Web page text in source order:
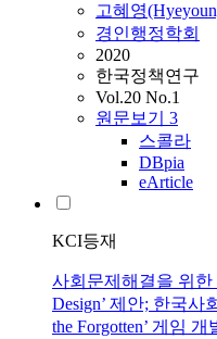
고혜영
경인행정학회
2020
한국정책연구
Vol.20 No.1
원문보기 3
스콜라
DBpia
eArticle
KCI등재
사회문제해결을 위한
Design’ 제안; 한국사
the Forgotten’ 게임